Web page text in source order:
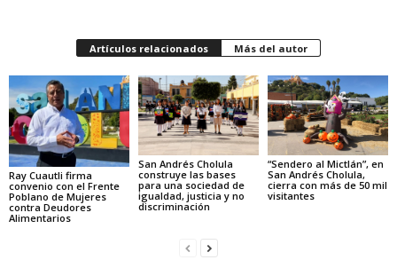
Artículos relacionados Más del autor
Ray Cuautli firma
convenio con el Frente
Poblano de Mujeres
contra Deudores
Alimentarios
San Andrés Cholula
construye las bases
para una sociedad de
igualdad, justicia y no
discriminación
“Sendero al Mictlán”, en
San Andrés Cholula,
cierra con más de 50 mil
visitantes